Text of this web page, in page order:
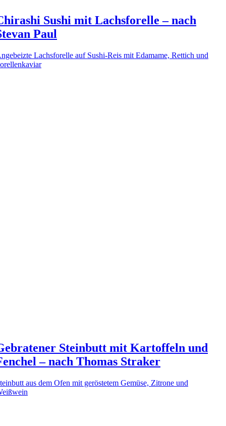
Sushi mit Lachsforelle – nach
Paul
Lachsforelle auf Sushi-Reis mit Edamame, Rettich und
Steinbutt mit Kartoffeln und
– nach Thomas Straker
aus dem Ofen mit geröstetem Gemüse, Zitrone und